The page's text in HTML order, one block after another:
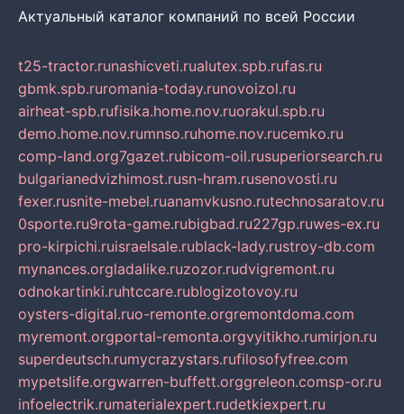
Актуальный каталог компаний по всей России
t25-tractor.runashicveti.rualutex.spb.rufas.ru
gbmk.spb.ruromania-today.runovoizol.ru
airheat-spb.rufisika.home.nov.ruorakul.spb.ru
demo.home.nov.rumnso.ruhome.nov.rucemko.ru
comp-land.org7gazet.rubicom-oil.rusuperiorsearch.ru
bulgarianedvizhimost.rusn-hram.rusenovosti.ru
fexer.rusnite-mebel.ruanamvkusno.rutechnosaratov.ru
0sporte.ru9rota-game.rubigbad.ru227gp.ruwes-ex.ru
pro-kirpichi.ruisraelsale.rublack-lady.rustroy-db.com
mynances.orgladalike.ruzozor.rudvigremont.ru
odnokartinki.ruhtccare.rublogizotovoy.ru
oysters-digital.ruo-remonte.orgremontdoma.com
myremont.orgportal-remonta.orgvyitikho.rumirjon.ru
superdeutsch.rumycrazystars.rufilosofyfree.com
mypetslife.orgwarren-buffett.orggreleon.comsp-or.ru
infoelectrik.rumaterialexpert.rudetkiexpert.ru